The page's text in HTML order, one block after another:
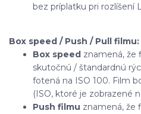
bez príplatku pri rozlíšení
Box speed / Push / Pull filmu:
Box speed znamená, že
skutočnú / štandardnú
fotená na ISO 100. Film
(ISO, ktoré je zobrazené
Push filmu znamená, že